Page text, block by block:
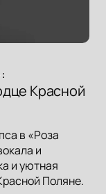
Красной
в «Роза
и
и уютная
Поляне.